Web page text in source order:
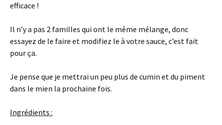
efficace !
Il n’y a pas 2 familles qui ont le même mélange, donc
essayez de le faire et modifiez le à votre sauce, c’est fait
pour ça.
Je pense que je mettrai un peu plus de cumin et du piment
dans le mien la prochaine fois.
Ingrédients :